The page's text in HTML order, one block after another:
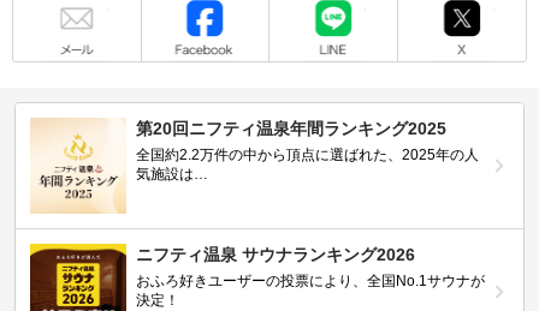
第20回ニフティ温泉年間ランキング2025
全国約2.2万件の中から頂点に選ばれた、2025年の人
気施設は…
ニフティ温泉 サウナランキング2026
おふろ好きユーザーの投票により、全国No.1サウナが
決定！